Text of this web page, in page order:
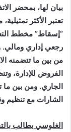
بیان لها، بمحضر
تعتبر الأكثر
“إسقاط” مخطط
رجعي إداري ومالي.
من بین ما تتضمنه
الفروض للإدارة،
الجاري. ومن بین ما
الشارات مع تنظیم وقفات
الغلوسي يطالب